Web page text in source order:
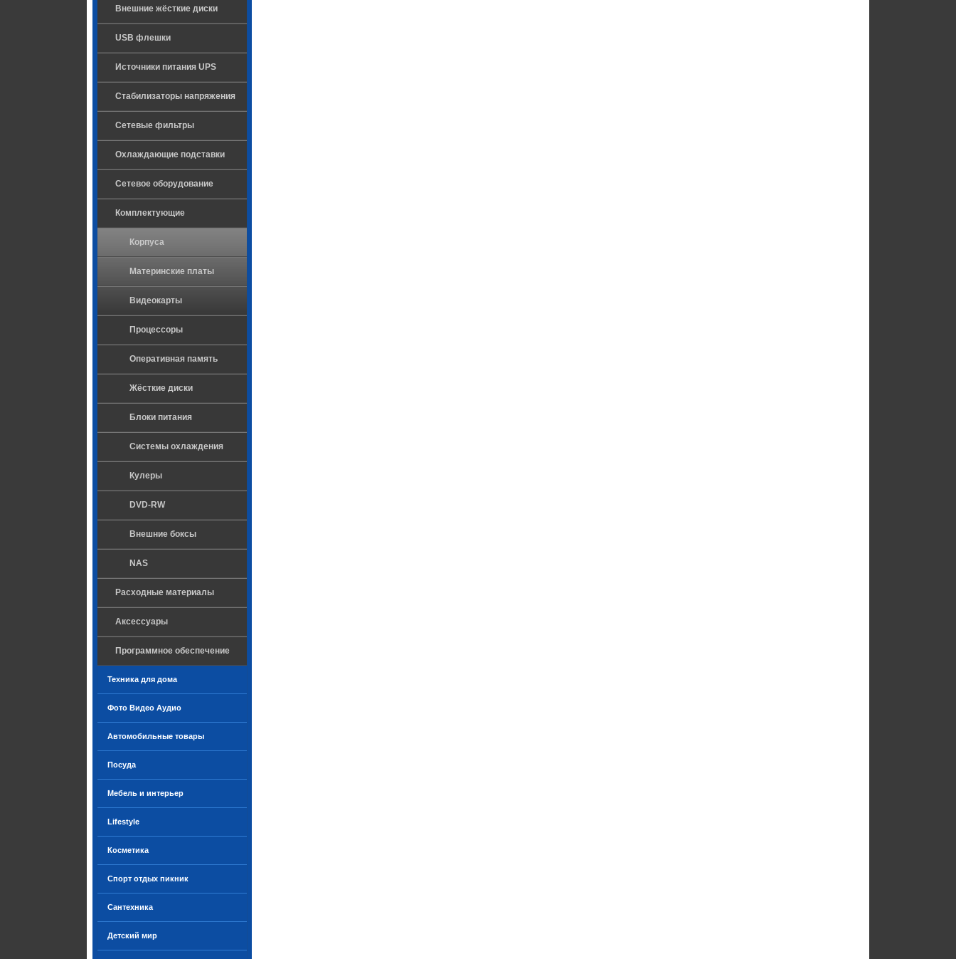
Внешние жёсткие диски
USB флешки
Источники питания UPS
Стабилизаторы напряжения
Сетевые фильтры
Охлаждающие подставки
Сетевое оборудование
Комплектующие
Корпуса
Материнские платы
Видеокарты
Процессоры
Оперативная память
Жёсткие диски
Блоки питания
Системы охлаждения
Кулеры
DVD-RW
Внешние боксы
NAS
Расходные материалы
Аксессуары
Программное обеспечение
Техника для дома
Фото Видео Аудио
Автомобильные товары
Посуда
Мебель и интерьер
Lifestyle
Косметика
Спорт отдых пикник
Сантехника
Детский мир